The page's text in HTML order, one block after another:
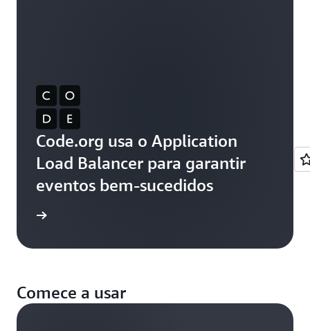
Code.org usa o Application
Load Balancer para garantir
eventos bem-sucedidos
Comece a usar